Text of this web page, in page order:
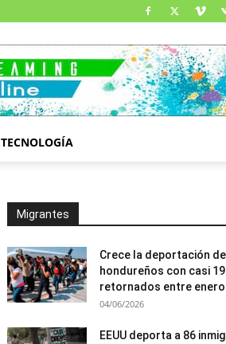
TECNOLOGÍA
Migrantes
Crece la deportación de
hondureños con casi
retornados entre
04/06/2026
EEUU deporta a 86